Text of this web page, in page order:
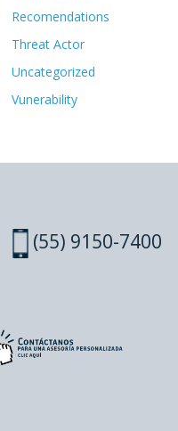
Recomendations
Threat Actor
Uncategorized
Vunerability
(55) 9150-7400